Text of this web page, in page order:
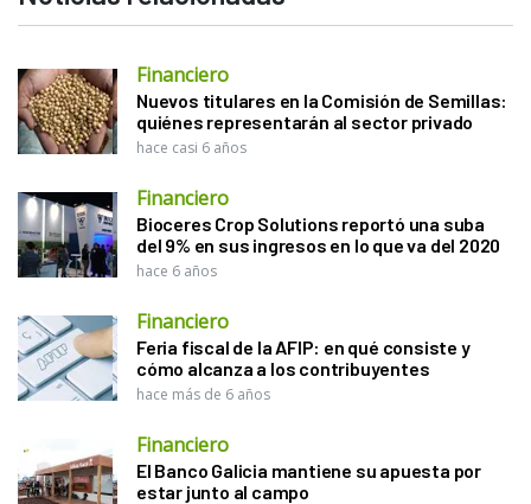
Financiero
Nuevos titulares en la Comisión de Semillas:
quiénes representarán al sector privado
hace casi 6 años
Financiero
Bioceres Crop Solutions reportó una suba
del 9% en sus ingresos en lo que va del 2020
hace 6 años
Financiero
Feria fiscal de la AFIP: en qué consiste y
cómo alcanza a los contribuyentes
hace más de 6 años
Financiero
El Banco Galicia mantiene su apuesta por
estar junto al campo